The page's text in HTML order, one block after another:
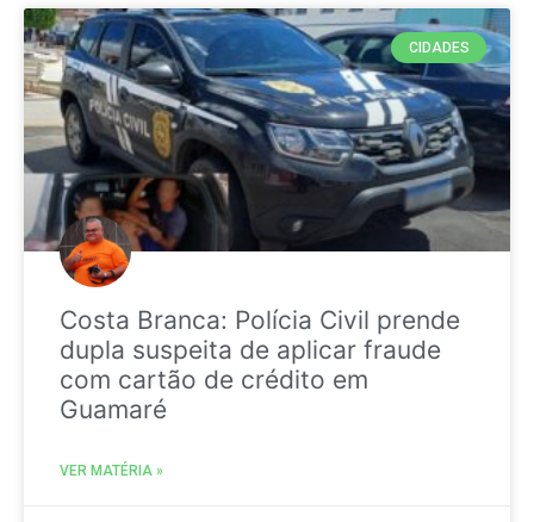
CIDADES
Costa Branca: Polícia Civil prende
dupla suspeita de aplicar fraude
com cartão de crédito em
Guamaré
VER MATÉRIA »